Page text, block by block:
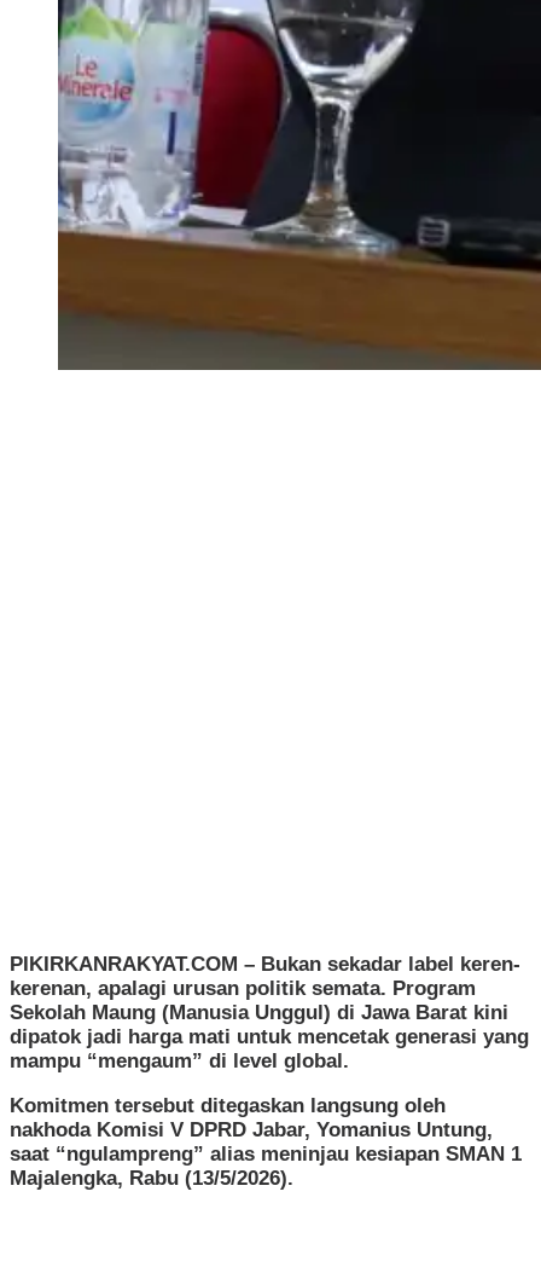
PIKIRKANRAKYAT.COM – Bukan sekadar label keren-
kerenan, apalagi urusan politik semata. Program
Sekolah Maung (Manusia Unggul) di Jawa Barat kini
dipatok jadi harga mati untuk mencetak generasi yang
mampu “mengaum” di level global.
​Komitmen tersebut ditegaskan langsung oleh
nakhoda Komisi V DPRD Jabar, Yomanius Untung,
saat “ngulampreng” alias meninjau kesiapan SMAN 1
Majalengka, Rabu (13/5/2026).